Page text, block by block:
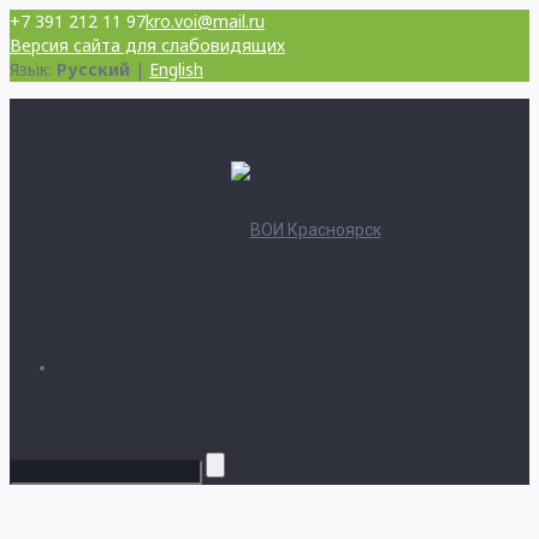
+7 391 212 11 97kro.voi@mail.ru
Версия сайта для слабовидящих
Язык: Русский | English